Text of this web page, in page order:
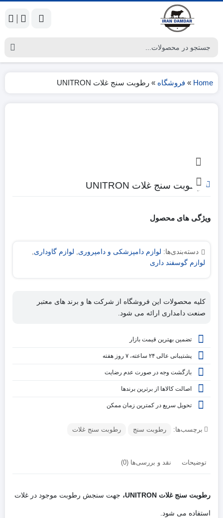
|
Home
» فروشگاه » رطوبت سنج غلات UNITRON
رطوبت سنج غلات UNITRON
ویژگی های محصول
دسته‌بندی‌ها: لوازم دامپزشکی و دامپروری لوازم گاوداری
لوازم گوسفند داری
کلیه محصولات این فروشگاه از شرکت ها و برند های معتبر
صنعت دامداری ارائه می شود.
تضمین بهترین قیمت بازار
پشتیبانی عالی ۲۴ ساعته، ۷ روز هفته
بازگشت وجه در صورت عدم رضایت
اصالت کالاها از برترین برندها
تحویل سریع در کمترین زمان ممکن
برچسب‌ها: رطوبت سنج رطوبت سنج غلات
توضیحات نقد و بررسی‌ها (0)
رطوبت سنج غلات UNITRON، جهت سنجش رطوبت موجود در غلات
استفاده می شود.